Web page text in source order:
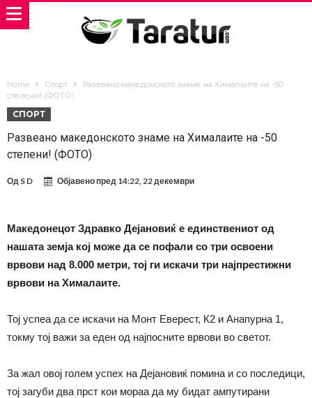
Home Спорт
Развеано македонското знаме на Хималаите на -50
степени! (ФОТО)
СПОРТ
Развеано македонското знаме на Хималаите на -50
степени! (ФОТО)
Од S D Објавено пред 14:22, 22 декември
Македонецот Здравко Дејановиќ е единствениот од
нашата земја кој може да се пофали со три освоени
врвови над 8.000 метри, тој ги искачи три најпрестижни
врвови на Хималаите.
Тој успеа да се искачи на Монт Еверест, К2 и Анапурна 1,
токму тој важи за еден од најпосните врвови во светот.
За жал овој голем успех на Дејановиќ помина и со последици,
тој загуби два прст кои мораа да му бидат ампутирани